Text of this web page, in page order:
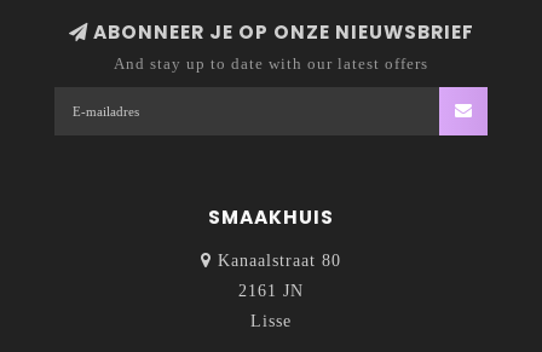
ABONNEER JE OP ONZE NIEUWSBRIEF
And stay up to date with our latest offers
SMAAKHUIS
Kanaalstraat 80
2161 JN
Lisse